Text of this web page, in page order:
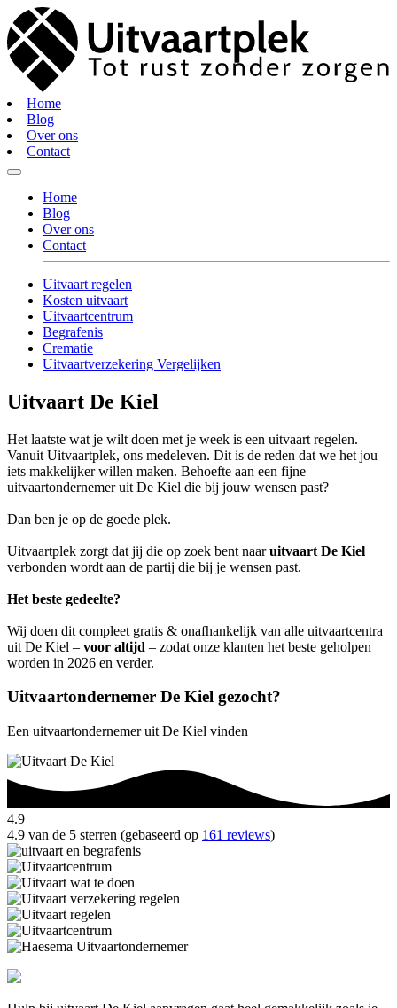
Home
Blog
Over ons
Contact
Home
Blog
Over ons
Contact
Uitvaart regelen
Kosten uitvaart
Uitvaartcentrum
Begrafenis
Crematie
Uitvaartverzekering Vergelijken
Uitvaart De Kiel
Het laatste wat je wilt doen met je week is een uitvaart regelen.
Vanuit Uitvaartplek, ons medeleven. Dit is de reden dat we het jou
iets makkelijker willen maken. Behoefte aan een fijne
uitvaartondernemer uit De Kiel die bij jouw wensen past?
Dan ben je op de goede plek.
Uitvaartplek zorgt dat jij die op zoek bent naaruitvaart De Kiel
verbonden wordt aan de partij die bij je wensen past.
Het beste gedeelte?
Wij doen dit compleet gratis & onafhankelijk van alle uitvaartcentra
uit De Kiel – voor altijd – zodat onze klanten het beste geholpen
worden in 2026 en verder.
Uitvaartondernemer De Kiel gezocht?
Een uitvaartondernemer uit De Kiel vinden
4.9
4.9 van de 5 sterren (gebaseerd op 161 reviews)